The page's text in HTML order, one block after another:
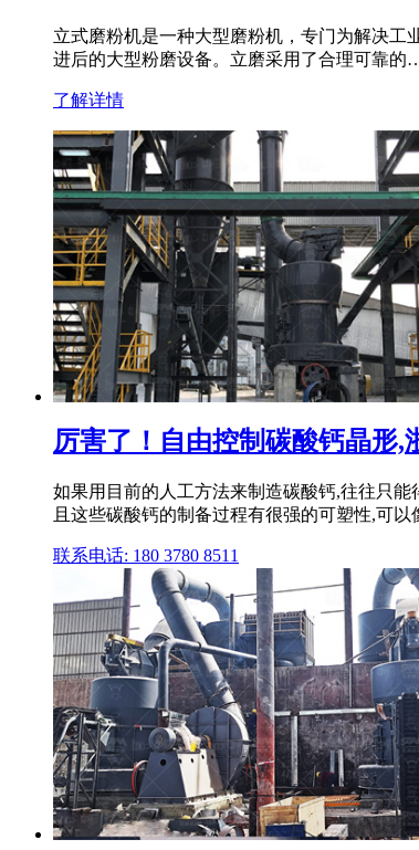
立式磨粉机是一种大型磨粉机，专门为解决工
进后的大型粉磨设备。立磨采用了合理可靠的
了解详情
厉害了！自由控制碳酸钙晶形,
如果用目前的人工方法来制造碳酸钙,往往只
且这些碳酸钙的制备过程有很强的可塑性,可以
联系电话: 180 3780 8511